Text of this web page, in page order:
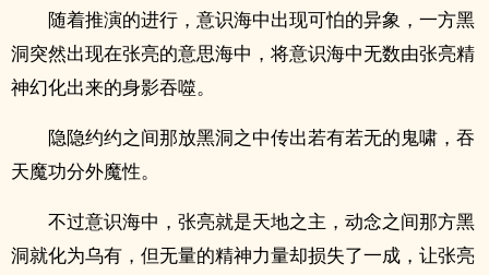
随着推演的进行，意识海中出现可怕的异象，一方黑
洞突然出现在张亮的意思海中，将意识海中无数由张亮精
神幻化出来的身影吞噬。
隐隐约约之间那放黑洞之中传出若有若无的鬼啸，吞
天魔功分外魔性。
不过意识海中，张亮就是天地之主，动念之间那方黑
洞就化为乌有，但无量的精神力量却损失了一成，让张亮